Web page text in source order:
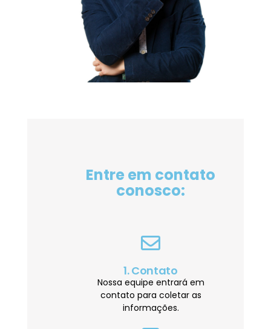
Entre em contato
conosco:
1. Contato
Nossa equipe entrará em
contato para coletar as
informações.